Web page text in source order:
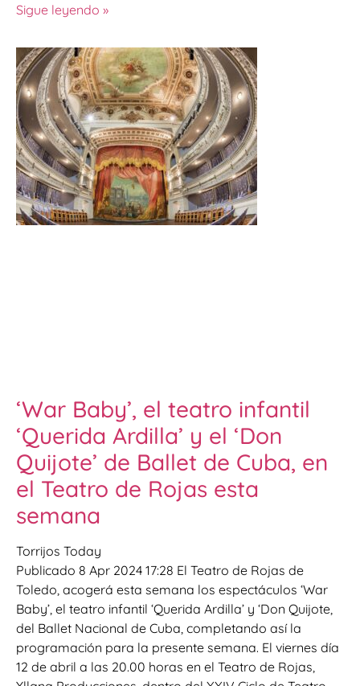
Sigue leyendo »
‘War Baby’, el teatro infantil
‘Querida Ardilla’ y el ‘Don
Quijote’ de Ballet de Cuba, en
el Teatro de Rojas esta
semana
Torrijos Today
Publicado 8 Apr 2024 17:28 El Teatro de Rojas de
Toledo, acogerá esta semana los espectáculos ‘War
Baby’, el teatro infantil ‘Querida Ardilla’ y ‘Don Quijote,
del Ballet Nacional de Cuba, completando así la
programación para la presente semana. El viernes día
12 de abril a las 20.00 horas en el Teatro de Rojas,